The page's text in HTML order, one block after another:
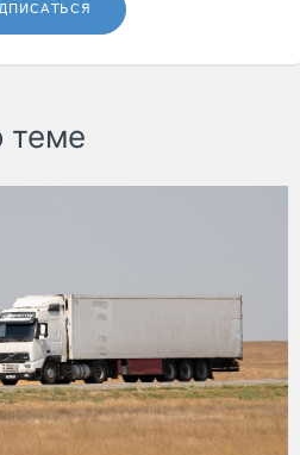
теме